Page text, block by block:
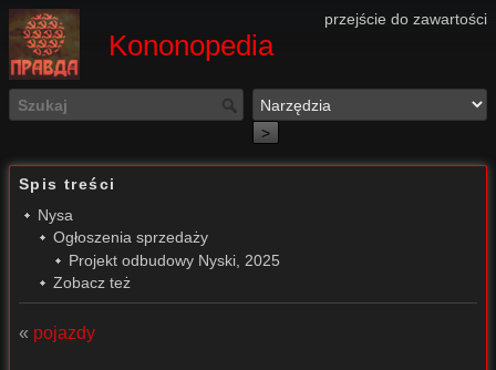
przejście do zawartości
Kononopedia
>
Spis treści
Nysa
Ogłoszenia sprzedaży
Projekt odbudowy Nyski, 2025
Zobacz też
« pojazdy